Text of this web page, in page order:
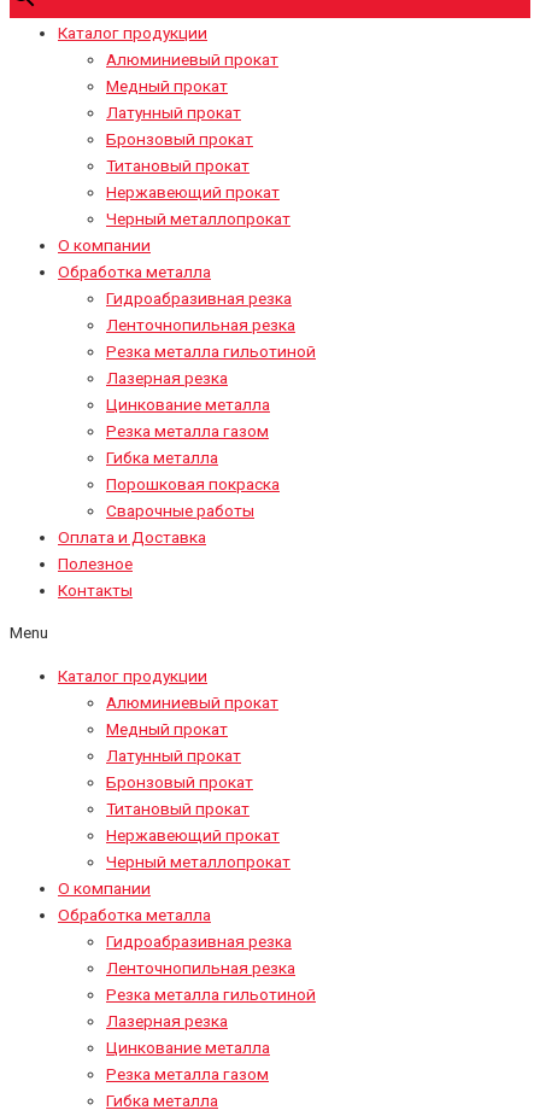
Каталог продукции
Алюминиевый прокат
Медный прокат
Латунный прокат
Бронзовый прокат
Титановый прокат
Нержавеющий прокат
Черный металлопрокат
О компании
Обработка металла
Гидроабразивная резка
Ленточнопильная резка
Резка металла гильотиной
Лазерная резка
Цинкование металла
Резка металла газом
Гибка металла
Порошковая покраска
Сварочные работы
Оплата и Доставка
Полезное
Контакты
Menu
Каталог продукции
Алюминиевый прокат
Медный прокат
Латунный прокат
Бронзовый прокат
Титановый прокат
Нержавеющий прокат
Черный металлопрокат
О компании
Обработка металла
Гидроабразивная резка
Ленточнопильная резка
Резка металла гильотиной
Лазерная резка
Цинкование металла
Резка металла газом
Гибка металла